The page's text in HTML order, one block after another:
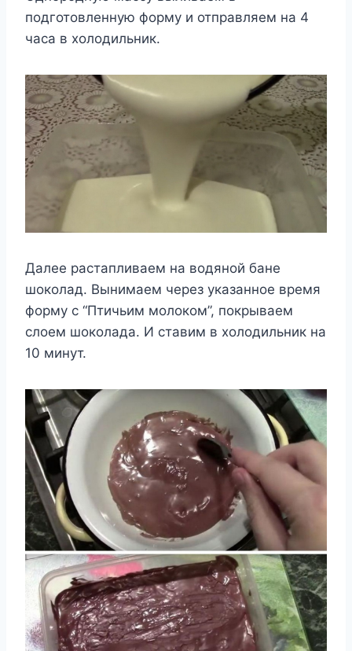
подготовленную форму и отправляем на 4
часа в холодильник.
Далее растапливаем на водяной бане
шоколад. Вынимаем через указанное время
форму с “Птичьим молоком”, покрываем
слоем шоколада. И ставим в холодильник на
10 минут.